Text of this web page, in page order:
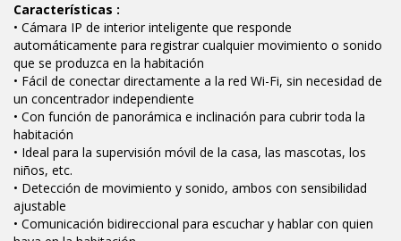
Características :
• Cámara IP de interior inteligente que responde
automáticamente para registrar cualquier movimiento o sonido
que se produzca en la habitación
• Fácil de conectar directamente a la red Wi-Fi, sin necesidad de
un concentrador independiente
• Con función de panorámica e inclinación para cubrir toda la
habitación
• Ideal para la supervisión móvil de la casa, las mascotas, los
niños, etc.
• Detección de movimiento y sonido, ambos con sensibilidad
ajustable
• Comunicación bidireccional para escuchar y hablar con quien